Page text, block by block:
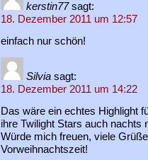
kerstin77 sagt:
18. Dezember 2011 um 12:57
einfach nur schön!
Silvia sagt:
18. Dezember 2011 um 14:22
Das wäre ein echtes Highlight
ihre Twilight Stars auch nachts
Würde mich freuen, viele
Vorweihnachtszeit!